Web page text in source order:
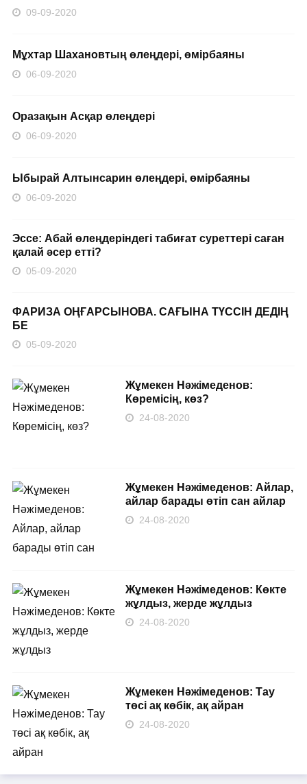
09-09-2020
Мұхтар Шахановтың өлеңдері, өмірбаяны
06-09-2020
Оразақын Асқар өлеңдері
06-09-2020
Ыбырай Алтынсарин өлеңдері, өмірбаяны
06-09-2020
Эссе: Абай өлеңдеріндегі табиғат суреттері саған
қалай әсер етті?
05-09-2020
ФАРИЗА ОҢҒАРСЫНОВА. САҒЫНА ТҮССІН ДЕДІҢ
БЕ
05-09-2020
Жұмекен Нәжімеденов:
Көремісің, көз?
24-08-2020
Жұмекен Нәжімеденов: Айлар,
айлар барады өтіп сан айлар
24-08-2020
Жұмекен Нәжімеденов: Көкте
жұлдыз, жерде жұлдыз
24-08-2020
Жұмекен Нәжімеденов: Тау
төсі ақ көбік, ақ айран
24-08-2020